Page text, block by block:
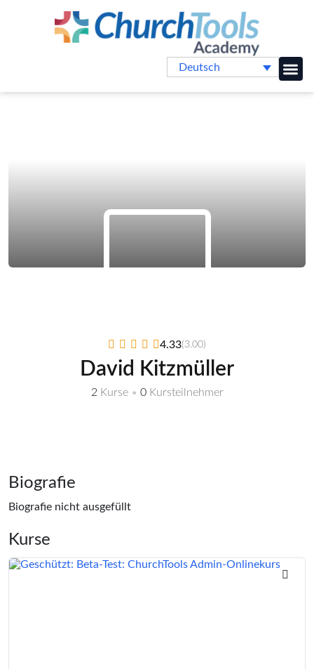
Deutsch
4.33(3.00)
David Kitzmüller
2Kurse • 0Kursteilnehmer
Biografie
Biografie nicht ausgefüllt
Kurse